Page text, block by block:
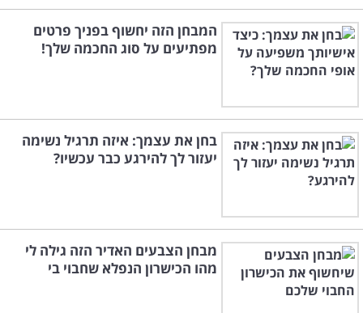
המבחן הזה יחשוף בפניך פרטים
מפתיעים על סוג החכמה שלך!
בחן את עצמך: איזה תרגיל נשימה
יעזור לך להירגע כבר עכשיו?
מבחן הצבעים האדיר הזה גילה לי
מהו הכישרון הנפלא שחבוי בי